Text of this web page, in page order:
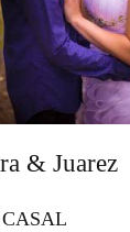
& Juarez
CASAL